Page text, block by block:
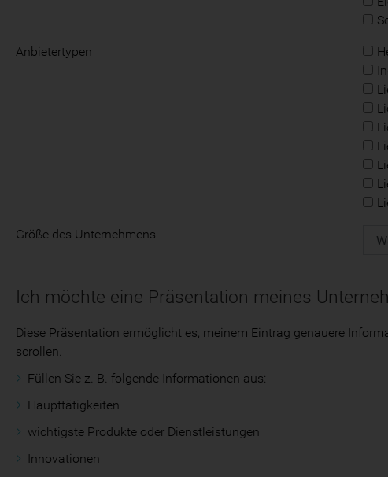
Anbietertypen
Größe des Unternehmens
Ich möchte eine Präsentation meines
Diese Präsentation ermöglicht es, meinem Eintrag genauere
scrollen.
Füllen Sie z. B. folgende Informationen aus:
Haupttätigkeiten
wichtigste Produkte oder Dienstleistungen
Innovationen